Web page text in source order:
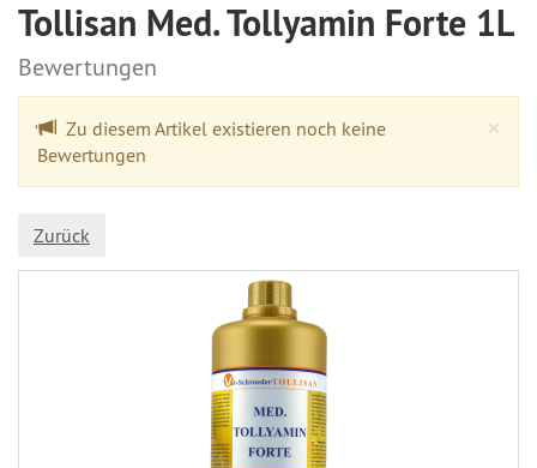
Tollisan Med. Tollyamin Forte 1L
Bewertungen
×
Zu diesem Artikel existieren noch keine
Bewertungen
Zurück